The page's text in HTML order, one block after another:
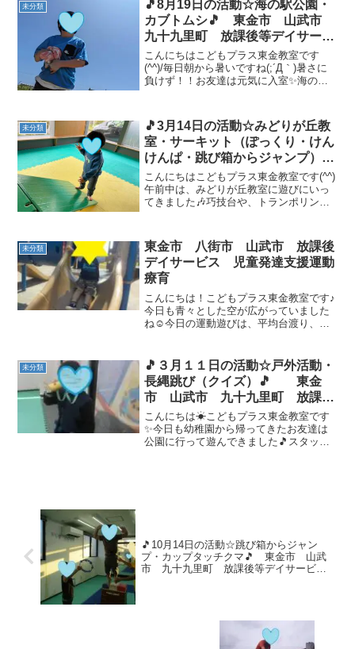
未分類
🎵8月19日の活動☆海の駅公園・
カブトムシ🎵 東金市 山武市
九十九里町 放課後等デイサービ
ス 児童発達支援 運動療育 教
室見学
こんにちはこどもプラス東金教室です
(^^)/毎日朝から暑いですね(;´Д｀)暑さに
負けず！！お友達は元気に入室✨海の駅
いお友達ヾ(≧▽≦*)o「早くー！！」とお
願いさ...
未分類
🎵3月14日の活動☆みどりが丘教
室・サーキット（ぽっくり・けん
けんぱ・跳び箱からジャンプ）
🎵 東金市 山武市 九十九里
町 放課後等デイサービス 児童
発達支援 運動療育 教室見学
こんにちはこどもプラス東金教室です(^^)
午前中は、みどりが丘教室に遊びにいっ
てきました🎶巧技台や、トランポリンを
ーキット（ぽっくり・けんけんぱ・跳び
箱からジャ...
未分類
東金市 八街市 山武市 放課後
デイサービス 児童発達支援運動
療育
こんにちは！こどもプラス東金教室です♪
今日も青々とした空が広がっていました
ね☺今日の運動遊びは、平均台渡り、線
線越えカンガルーでは、バランス感覚、
跳躍力、脚力。忍者カン...
未分類
🎵３月１１日の活動☆戸外活動・
長縄跳び（クイズ）🎵 東金
市 山武市 九十九里町 放課後
等デイサービス 児童発達支援
運動療育
こんにちは☀こどもプラス東金教室です
✨今日も幼稚園から帰ってきたお友達は
公園に行って遊んできました🎵スタッフ
🎵10月14日の活動☆跳び箱からジャン
プ・カップタッチクマ🎵 東金市 山武
市 九十九里町 放課後等デイサービ